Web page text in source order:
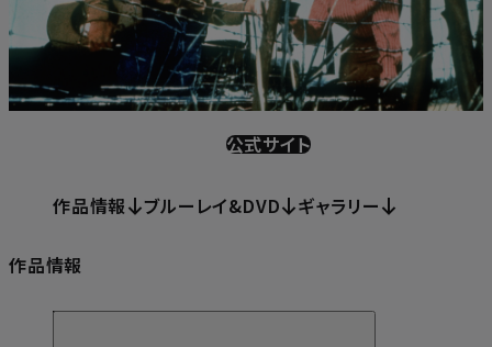
公式サイト
作品情報 ブルーレイ&DVD ギャラリー
作品情報